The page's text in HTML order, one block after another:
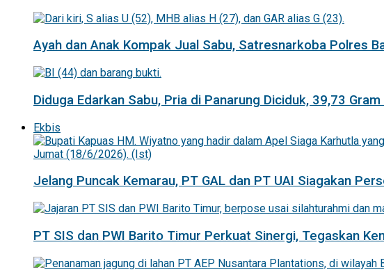
Ayah dan Anak Kompak Jual Sabu, Satresnarkoba Polres
Diduga Edarkan Sabu, Pria di Panarung Diciduk, 39,73
Ekbis
Jelang Puncak Kemarau, PT GAL dan PT UAI Siagakan
PT SIS dan PWI Barito Timur Perkuat Sinergi, Tegaskan